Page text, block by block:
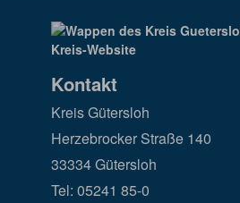
Kontakt
Kreis Gütersloh
Herzebrocker Straße 140
33334 Gütersloh
Tel: 05241 85-0